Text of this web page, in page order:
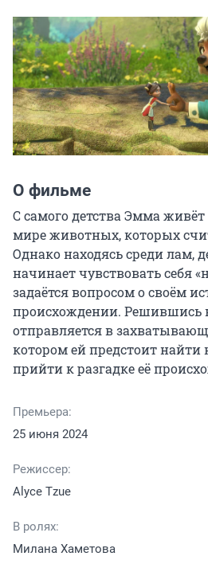
О фильме
С самого детства Эмма
мире животных, которых
Однако находясь среди лам,
начинает чувствовать себя
задаётся вопросом о своём
происхождении. Решившись
отправляется в
котором ей предстоит найти
прийти к разгадке её
Премьера:
25 июня 2024
Режиссер:
Alyce Tzue
В ролях:
Милана Хаметова